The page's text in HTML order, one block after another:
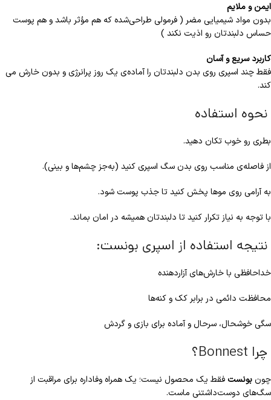
ایمن و ملایم
بدون مواد شیمیایی مضر ( فرمولی طراحی‌شده که هم مؤثر باشد و هم پوست
حساس دلبندتان رو اذیت نکند )
کاربرد سریع و آسان
فقط چند اسپری روی بدن دلبندتان را آماده‌ی یک روز پرانرژی و بدون خارش می‌
کند.
نحوه استفاده
بطری رو خوب تکان دهید.
از فاصله‌ی مناسب روی بدن سگ اسپری کنید (به‌جز چشم‌ها و بینی).
به آرامی روی موها پخش کنید تا جذب پوست شود.
با توجه به نیاز تکرار کنید تا دلبندتان همیشه در امان بماند.
نتیجه استفاده از اسپری بونست:
خداحافظی با خارش‌های آزاردهنده
محافظت دائمی در برابر کک و کنه‌ها
سگی خوشحال، سرحال و آماده برای بازی و گردش
چرا Bonnest؟
چونبونست فقط یک محصول نیست؛ یک همراه وفاداره برای مراقبت از
سگ‌های دوست‌داشتنی ماست.